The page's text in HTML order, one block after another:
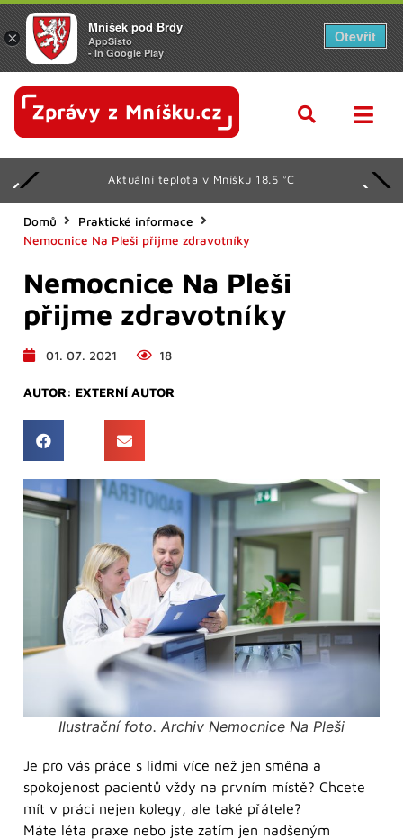
Aktuální teplota v Mníšku 18.5 °C
Domů
Praktické informace
Nemocnice Na Pleši přijme zdravotníky
Nemocnice Na Pleši
přijme zdravotníky
01. 07. 2021 18
AUTOR: EXTERNÍ AUTOR
Ilustrační foto. Archiv Nemocnice Na Pleši
Je pro vás práce s lidmi více než jen směna a
spokojenost pacientů vždy na prvním místě? Chcete
mít v práci nejen kolegy, ale také přátele?
Máte léta praxe nebo jste zatím jen nadšeným
×
Mníšek pod Brdy
AppSisto
- In Google Play
Otevřít